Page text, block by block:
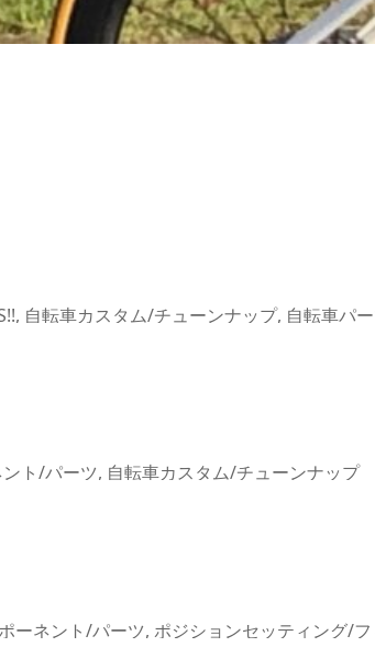
, 自転車カスタム/チューンナップ, 自転車パ
ト/パーツ, 自転車カスタム/チューンナップ
ーネント/パーツ, ポジションセッティング/